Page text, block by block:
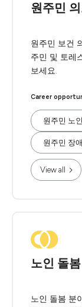
원주민
원주민 보건
주민 및 토레
보세요.
Career
원주민 노
원주민 장
View all
노인 돌봄
노인 돌봄 분